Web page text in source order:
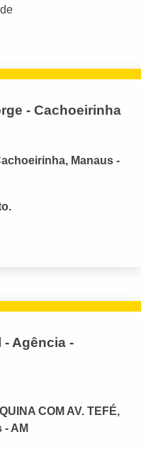
- Cachoeirinha
Manaus -
Agência -
COM AV. TEFÉ,
- AM